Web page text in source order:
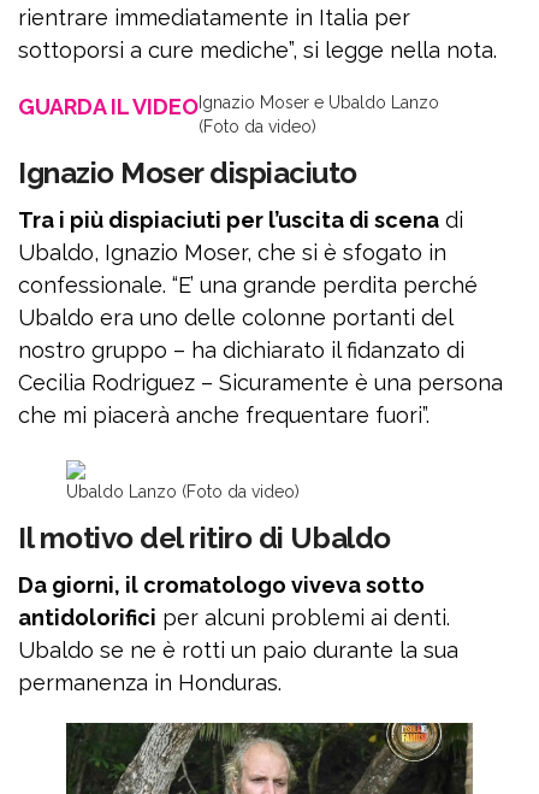
rientrare immediatamente in Italia per
sottoporsi a cure mediche”, si legge nella nota.
GUARDA IL VIDEO Ignazio Moser e Ubaldo Lanzo
(Foto da video)
Ignazio Moser dispiaciuto
Tra i più dispiaciuti per l’uscita di scena di
Ubaldo, Ignazio Moser, che si è sfogato in
confessionale. “E’ una grande perdita perché
Ubaldo era uno delle colonne portanti del
nostro gruppo – ha dichiarato il fidanzato di
Cecilia Rodriguez – Sicuramente è una persona
che mi piacerà anche frequentare fuori”.
Ubaldo Lanzo (Foto da video)
Il motivo del ritiro di Ubaldo
Da giorni, il cromatologo viveva sotto
antidolorifici per alcuni problemi ai denti.
Ubaldo se ne è rotti un paio durante la sua
permanenza in Honduras.